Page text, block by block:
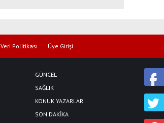
Veri Politikası Üye Girişi
GÜNCEL
SAĞLIK
KONUK YAZARLAR
SON DAKİKA